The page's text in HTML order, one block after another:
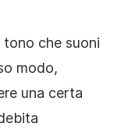
che suoni
modo,
una certa